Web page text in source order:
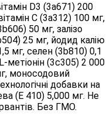
D3 (3а671) 200
C (3a312) 100 мг,
50 мг, залізо
25 мг, йодид калію
мг, селен (3b810) 0,1
метіонін (3c305) 2 000
моносодовий
добавки на
(Е 410) 5,000 мг. Не
Без ГМО.